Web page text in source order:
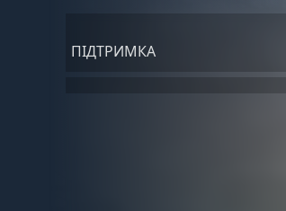
ПІДТРИМКА